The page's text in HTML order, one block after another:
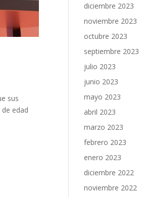
sus
edad
diciembre 2023
noviembre 2023
octubre 2023
septiembre 2023
julio 2023
junio 2023
mayo 2023
abril 2023
marzo 2023
febrero 2023
enero 2023
diciembre 2022
noviembre 2022